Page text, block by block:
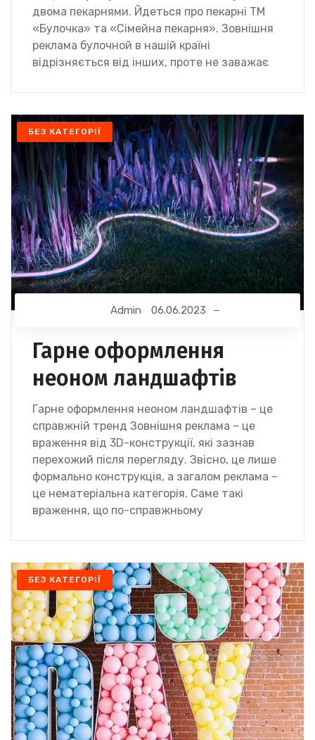
двома пекарнями. Йдеться про пекарні ТМ
«Булочка» та «Сімейна пекарня». Зовнішня
реклама булочной в нашій країні
відрізняється від інших, проте не заважає
БЕЗ КАТЕГОРІЇ
Admin 06.06.2023
Гарне оформлення
неоном ландшафтів
Гарне оформлення неоном ландшафтів – це
справжній тренд Зовнішня реклама – це
враження від 3D-конструкції, які зазнав
перехожий після перегляду. Звісно, це лише
формально конструкція, а загалом реклама –
це нематеріальна категорія. Саме такі
враження, що по-справжньому
БЕЗ КАТЕГОРІЇ